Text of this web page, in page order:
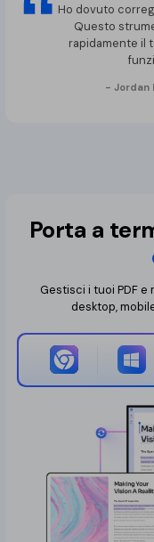
Ho dovuto
Questo
rapidamente il
- Jordan
Porta a
Gestisci i tuoi PDF
desktop,